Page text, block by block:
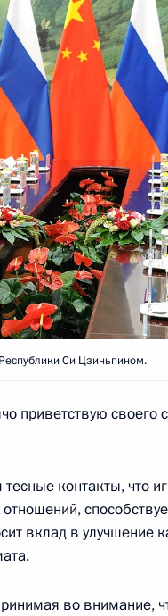
Китая
Цзиньпином
китайских
деловых
Си Цзиньпином.
приветствую своего
контакты, что
вклад в улучшение
во внимание,